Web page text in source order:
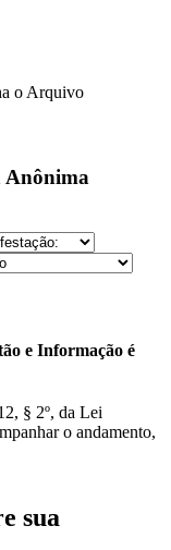
o Arquivo
Anônima
e Informação é
§ 2º, da Lei
o andamento,
sua